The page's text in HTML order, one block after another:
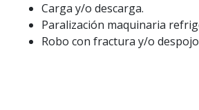
Carga y/o descarga.
Paralización maquinaria
Robo con fractura y/o